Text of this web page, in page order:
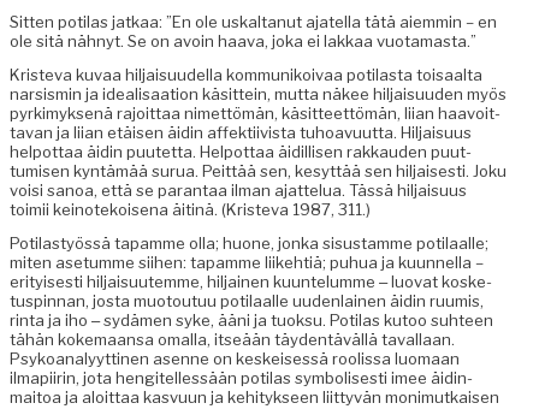
Sit­ten poti­las jatkaa: ”En ole uskaltanut ajatel­la tätä aiem­min – en
ole sitä näh­nyt. Se on avoin haa­va, joka ei lakkaa vuotamasta.”
Kris­te­va kuvaa hil­jaisu­udel­la kom­mu­nikoivaa poti­las­ta toisaal­ta
nar­sis­min ja ide­al­isaa­tion käsit­tein, mut­ta näkee hil­jaisu­u­den myös
pyrkimyk­senä rajoit­taa nimet­tömän, käsit­teet­tömän, liian haavoit­
ta­van ja liian etäisen äidin affek­ti­ivista tuhoavu­ut­ta. Hil­jaisu­us
helpot­taa äidin puutet­ta. Helpot­taa äidil­lisen rakkau­den puut­
tumisen kyn­tämää surua. Peit­tää sen, kesyt­tää sen hil­jais­es­ti. Joku
voisi sanoa, että se paran­taa ilman ajat­telua. Tässä hil­jaisu­us
toimii keinotekoise­na äit­inä. (Kris­te­va 1987, 311.)
Poti­lastyössä tapamme olla; huone, jon­ka sis­us­tamme poti­laalle;
miten ase­tumme siihen: tapamme liike­htiä; puhua ja kuun­nel­la –
eri­tyis­es­ti hil­jaisu­utemme, hil­jainen kuun­telumme ‒ luo­vat kos­ke­
tus­pin­nan, jos­ta muotoutuu poti­laalle uuden­lainen äidin ruumis,
rin­ta ja iho ‒ sydä­men syke, ääni ja tuok­su. Poti­las kutoo suh­teen
tähän koke­maansa oma­l­la, itseään täy­den­täväl­lä taval­laan.
Psyko­ana­lyyt­ti­nen asenne on keskeisessä roolis­sa luo­maan
ilmapi­irin, jota hen­gitel­lessään poti­las sym­bol­is­es­ti imee äid­in­
maitoa ja aloit­taa kasvu­un ja kehi­tyk­seen liit­tyvän mon­imutkaisen